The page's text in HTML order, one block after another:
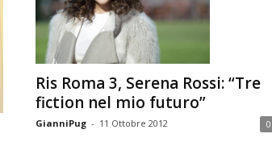
Ris Roma 3, Serena Rossi: “Tre
fiction nel mio futuro”
GianniPug - 11 Ottobre 2012 0